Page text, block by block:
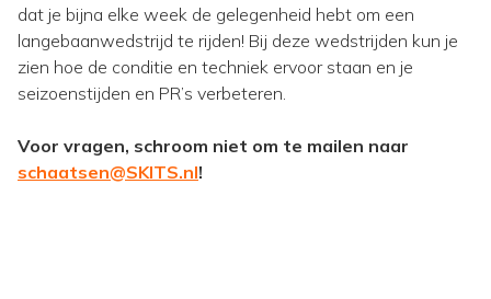
dat je bijna elke week de gelegenheid hebt om een
langebaanwedstrijd te rijden! Bij deze wedstrijden kun je
zien hoe de conditie en techniek ervoor staan en je
seizoenstijden en PR’s verbeteren.
Voor vragen, schroom niet om te mailen naar
schaatsen@SKITS.nl!